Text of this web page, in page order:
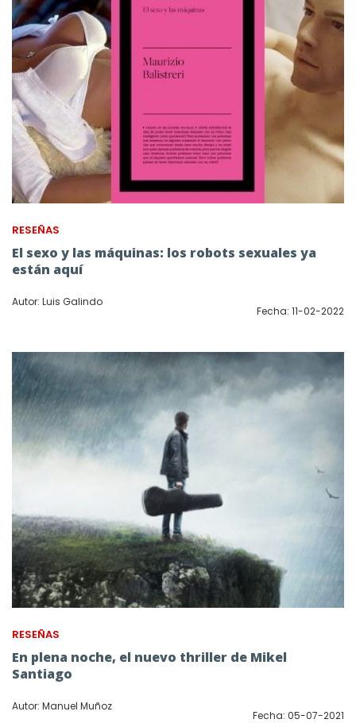
RESEÑAS
El sexo y las máquinas: los robots sexuales ya
están aquí
Autor: Luis Galindo
Fecha: 11-02-2022
RESEÑAS
En plena noche, el nuevo thriller de Mikel
Santiago
Autor: Manuel Muñoz
Fecha: 05-07-2021